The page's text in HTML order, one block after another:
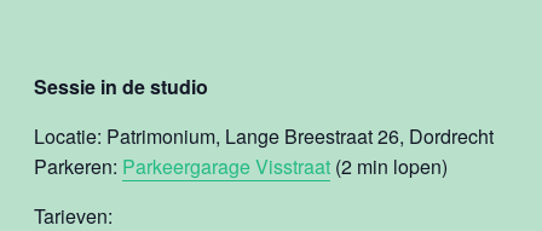
Sessie in de studio
Locatie: Patrimonium, Lange Breestraat 26, Dordrecht
Parkeren: Parkeergarage Visstraat (2 min lopen)
Tarieven: